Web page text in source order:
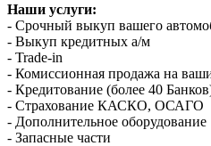
Наши услуги:
- Срочный выкуп вашего
- Выкуп кредитных а/м
- Trade-in
- Комиссионная продажа на
- Кредитование (более 40
- Страхование КАСКО, ОСАГО
- Дополнительное оборудование
- Запасные части